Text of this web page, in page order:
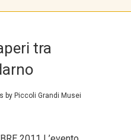
tra
by Piccoli Grandi Musei